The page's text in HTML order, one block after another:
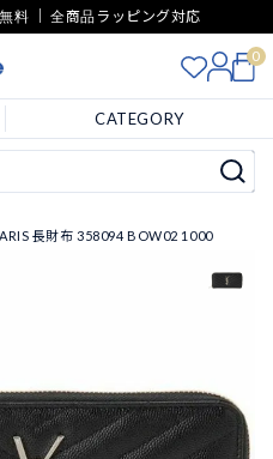
料 ｜ 全商品ラッピング対応
0
CATEGORY
長財布 358094 BOW02 1000